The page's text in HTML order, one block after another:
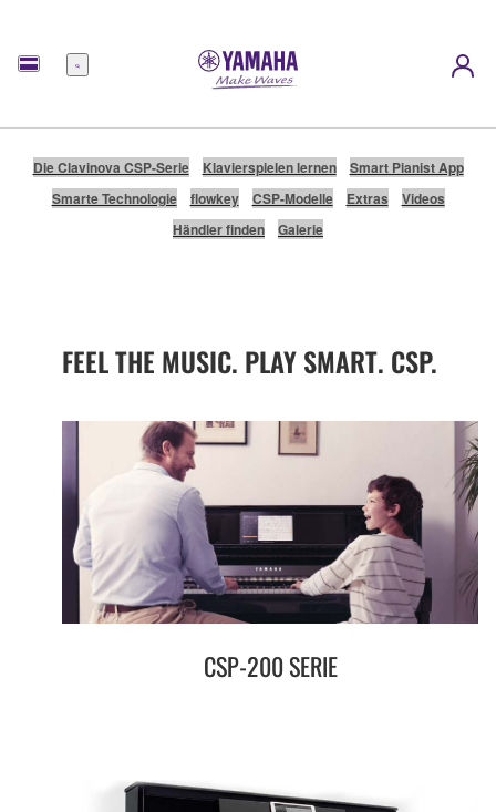
Menü
Die Clavinova CSP-Serie Klavierspielen lernen
Smart Pianist App
Smarte Technologie
flowkey CSP-Modelle Extras
Videos
Händler finden
Galerie
FEEL THE MUSIC. PLAY SMART. CSP.
CSP-200 SERIE